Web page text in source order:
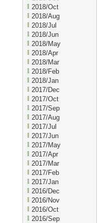
2018/Oct
2018/Aug
2018/Jul
2018/Jun
2018/May
2018/Apr
2018/Mar
2018/Feb
2018/Jan
2017/Dec
2017/Oct
2017/Sep
2017/Aug
2017/Jul
2017/Jun
2017/May
2017/Apr
2017/Mar
2017/Feb
2017/Jan
2016/Dec
2016/Nov
2016/Oct
2016/Sep